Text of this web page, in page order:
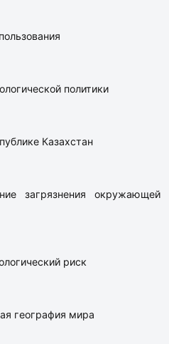
политики
Казахстан
загрязнения окружающей
риск
география мира